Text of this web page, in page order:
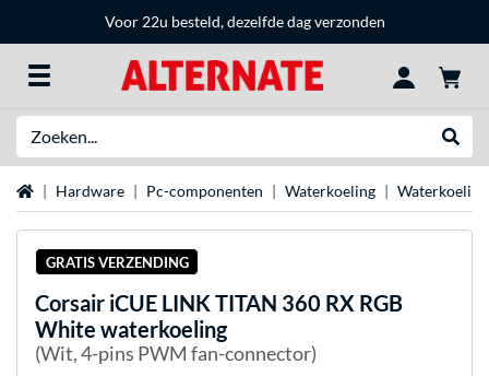
Voor 22u besteld, dezelfde dag verzonden
Home Hardware Pc-componenten Waterkoeling
GRATIS VERZENDING
Corsair iCUE LINK TITAN 360 RX RGB
White waterkoeling
(Wit, 4-pins PWM fan-connector)